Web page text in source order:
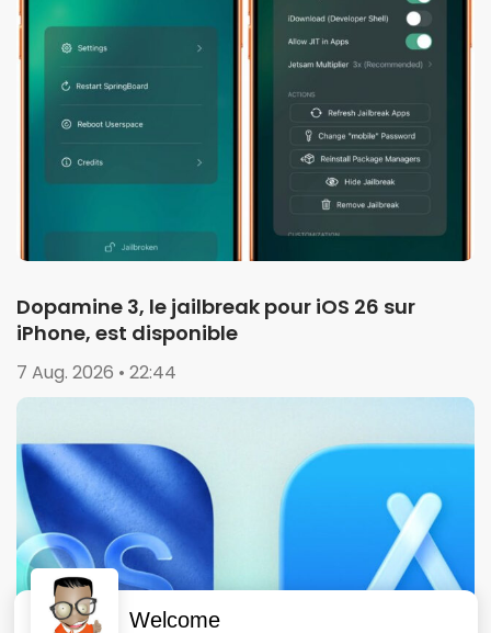
Dopamine 3, le jailbreak pour iOS 26 sur
iPhone, est disponible
7 Aug. 2026 • 22:44
Welcome